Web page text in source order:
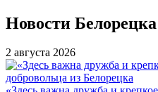
Новости Белорецка
2 августа 2026